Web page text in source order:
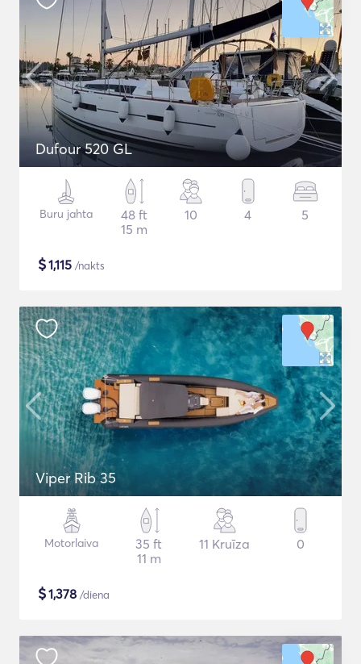
Dufour 520 GL
Buru jahta
48 ft
15 m
10 4 5
$1,115 /nakts
Viper Rib 35
Motorlaiva
35 ft
11 m
11 Kruīza 0
$1,378 /diena